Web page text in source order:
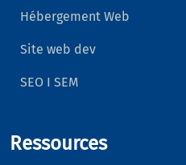
Hébergement Web
Site web dev
SEO I SEM
Ressources